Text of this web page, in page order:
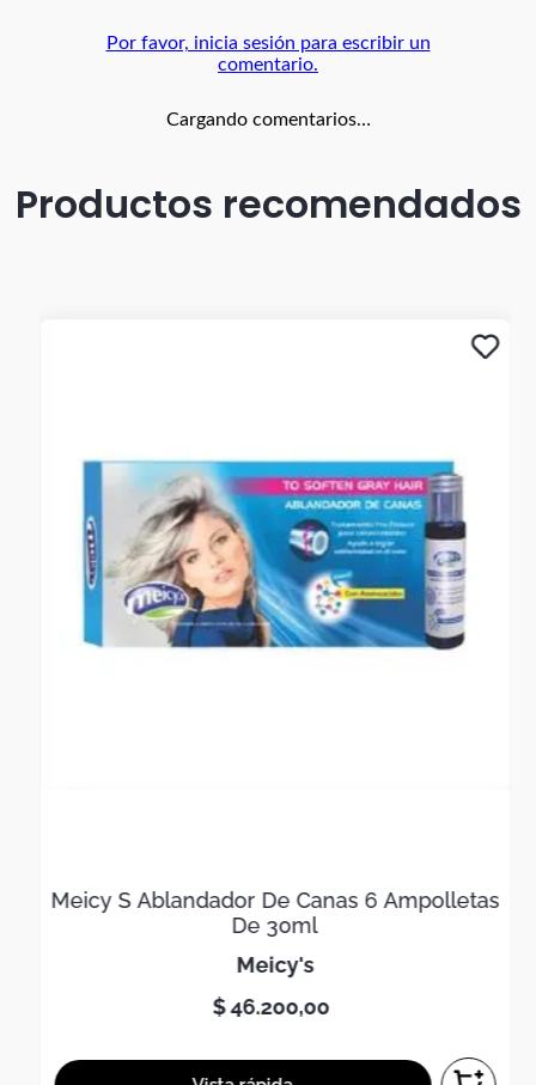
Por favor, inicia sesión para escribir un
comentario.
Cargando comentarios…
Productos recomendados
Meicy S Ablandador De Canas 6 Ampolletas
De 30ml
meicy's
$46.200,00